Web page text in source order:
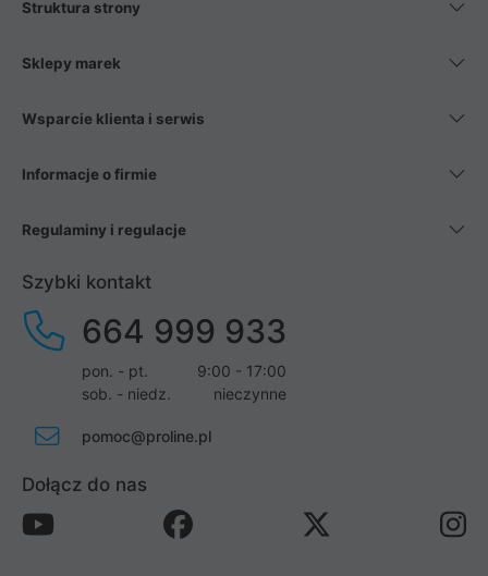
Struktura strony
Sklepy marek
Wsparcie klienta i serwis
Informacje o firmie
Regulaminy i regulacje
Szybki kontakt
664 999 933
pon. - pt.
9:00 - 17:00
sob. - niedz.
nieczynne
pomoc@proline.pl
Dołącz do nas